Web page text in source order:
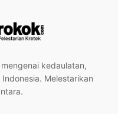
kedaulatan,
Melestarikan